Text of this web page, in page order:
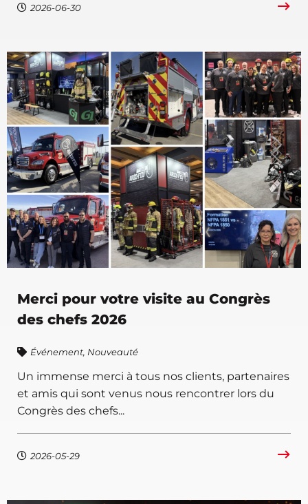
2026-06-30
Merci pour votre visite au Congrès
des chefs 2026
Événement, Nouveauté
Un immense merci à tous nos clients, partenaires
et amis qui sont venus nous rencontrer lors du
Congrès des chefs...
2026-05-29